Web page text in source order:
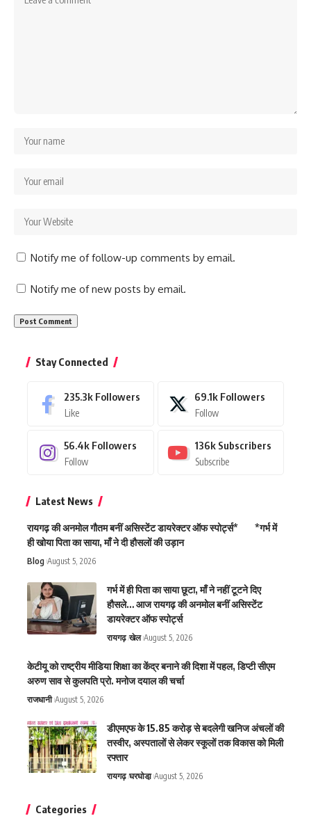
Notify me of follow-up comments by email.
Notify me of new posts by email.
Stay Connected
235.3k Followers
Like
69.1k Followers
Follow
56.4k Followers
Follow
136k Subscribers
Subscribe
Latest News
रायगढ़ की अनमोल गौतम बनीं असिस्टेंट डायरेक्टर ऑफ स्पोर्ट्स* *गर्भ में
ही खोया पिता का साया, माँ ने दी हौसलों की उड़ान
Blog August 5, 2026
गर्भ में ही पिता का साया छूटा, माँ ने नहीं टूटने दिए
हौसले… आज रायगढ़ की अनमोल बनीं असिस्टेंट
डायरेक्टर ऑफ स्पोर्ट्स
रायगढ़ खेल August 5, 2026
केटीयू को राष्ट्रीय मीडिया शिक्षा का केंद्र बनाने की दिशा में पहल, डिप्टी सीएम
अरुण साव से कुलपति प्रो. मनोज दयाल की चर्चा
राजधानी August 5, 2026
डीएमएफ के 15.85 करोड़ से बदलेगी खनिज अंचलों की
तस्वीर, अस्पतालों से लेकर स्कूलों तक विकास को मिली
रफ्तार
रायगढ़ घरघोडा़ August 5, 2026
Categories